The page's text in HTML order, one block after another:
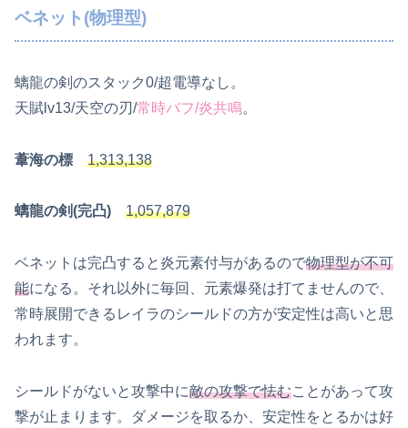
ベネット(物理型)
螭龍の剣のスタック0/超電導なし。
天賦lv13/天空の刃/常時バフ/炎共鳴。
葦海の標 1,313,138
螭龍の剣(完凸) 1,057,879
ベネットは完凸すると炎元素付与があるので物理型が不可
能になる。それ以外に毎回、元素爆発は打てませんので、
常時展開できるレイラのシールドの方が安定性は高いと思
われます。
シールドがないと攻撃中に敵の攻撃で怯むことがあって攻
撃が止まります。ダメージを取るか、安定性をとるかは好